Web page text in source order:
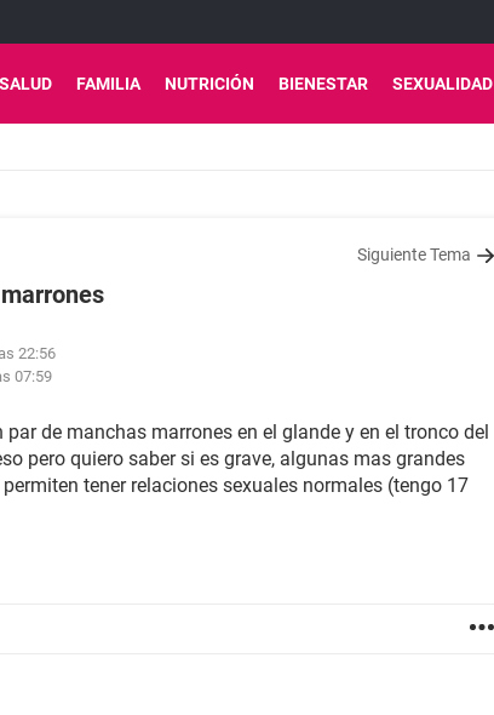
SALUD FAMILIA NUTRICIÓN BIENESTAR SEXUALIDAD
Siguiente Tema
22:56
07:59
de manchas marrones en el glande y en el tronco del
pero quiero saber si es grave, algunas mas grandes
tener relaciones sexuales normales (tengo 17